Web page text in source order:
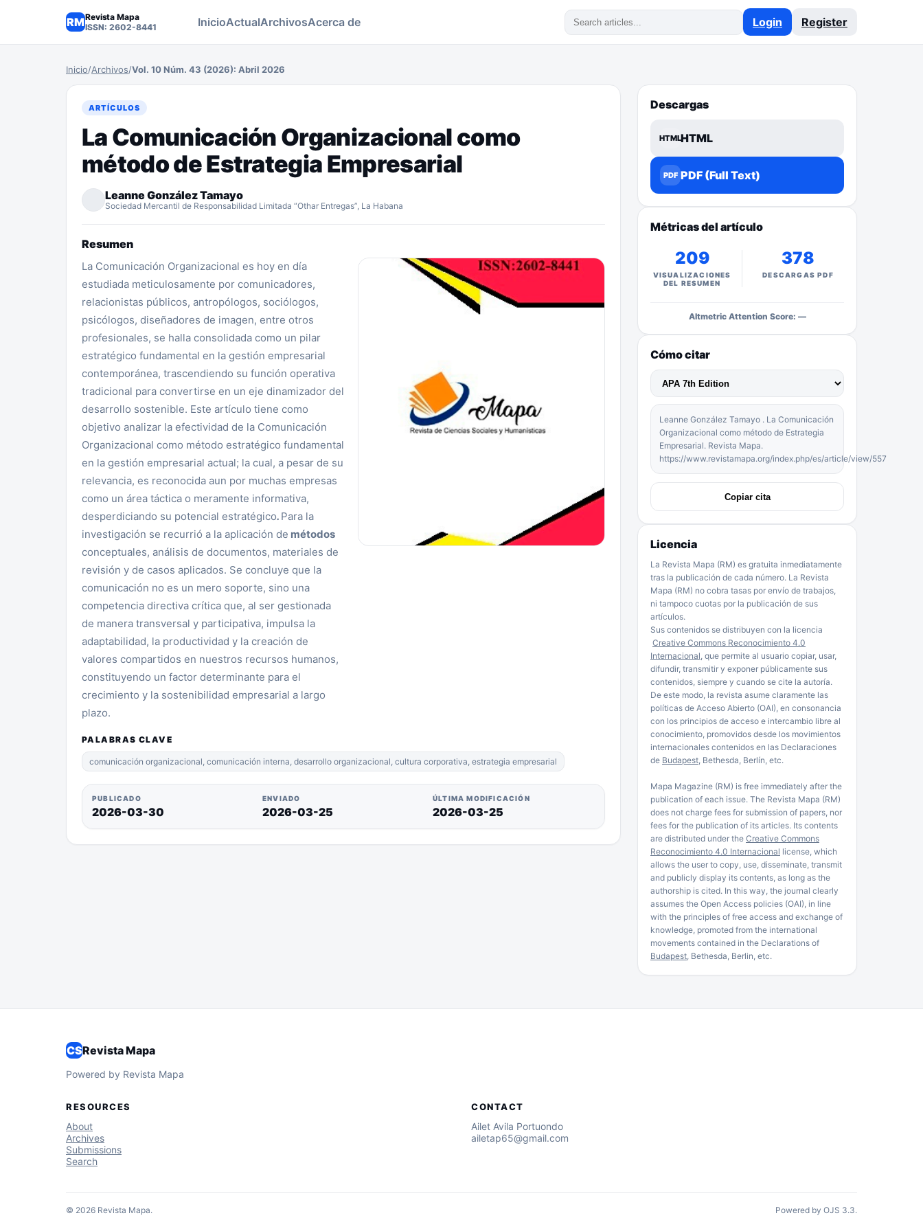
RMRevista Mapa
ISSN: 2602-8441
InicioActualArchivosAcerca de Login Register
Inicio/Archivos/Vol. 10 Núm. 43 (2026): Abril 2026
ARTÍCULOS
La Comunicación Organizacional como
método de Estrategia Empresarial
Leanne González Tamayo
Sociedad Mercantil de Responsabilidad Limitada “Othar Entregas”, La Habana
Resumen
La Comunicación Organizacional es hoy en día
estudiada meticulosamente por comunicadores,
relacionistas públicos, antropólogos, sociólogos,
psicólogos, diseñadores de imagen, entre otros
profesionales, se halla consolidada como un pilar
estratégico fundamental en la gestión empresarial
contemporánea, trascendiendo su función operativa
tradicional para convertirse en un eje dinamizador del
desarrollo sostenible. Este artículo tiene como
objetivo analizar la efectividad de la Comunicación
Organizacional como método estratégico fundamental
en la gestión empresarial actual; la cual, a pesar de su
relevancia, es reconocida aun por muchas empresas
como un área táctica o meramente informativa,
desperdiciando su potencial estratégico. Para la
investigación se recurrió a la aplicación de métodos
conceptuales, análisis de documentos, materiales de
revisión y de casos aplicados. Se concluye que la
comunicación no es un mero soporte, sino una
competencia directiva crítica que, al ser gestionada
de manera transversal y participativa, impulsa la
adaptabilidad, la productividad y la creación de
valores compartidos en nuestros recursos humanos,
constituyendo un factor determinante para el
crecimiento y la sostenibilidad empresarial a largo
plazo.
PALABRAS CLAVE
comunicación organizacional, comunicación interna, desarrollo organizacional, cultura corporativa, estrategia empresarial
PUBLICADO
2026-03-30
ENVIADO
2026-03-25
ÚLTIMA MODIFICACIÓN
2026-03-25
Descargas
HTMLHTML
PDF PDF (Full Text)
Métricas del artículo
209
VISUALIZACIONES
DEL RESUMEN
378
DESCARGAS PDF
Altmetric Attention Score: —
Cómo citar
Leanne González Tamayo . La Comunicación
Organizacional como método de Estrategia
Empresarial. Revista Mapa.
https://www.revistamapa.org/index.php/es/article/view/557
Copiar cita
Licencia
La Revista Mapa (RM) es gratuita inmediatamente
tras la publicación de cada número. La Revista
Mapa (RM) no cobra tasas por envío de trabajos,
ni tampoco cuotas por la publicación de sus
artículos.
Sus contenidos se distribuyen con la licencia
Creative Commons Reconocimiento 4.0
Internacional, que permite al usuario copiar, usar,
difundir, transmitir y exponer públicamente sus
contenidos, siempre y cuando se cite la autoría.
De este modo, la revista asume claramente las
políticas de Acceso Abierto (OAI), en consonancia
con los principios de acceso e intercambio libre al
conocimiento, promovidos desde los movimientos
internacionales contenidos en las Declaraciones
de Budapest, Bethesda, Berlín, etc.
Mapa Magazine (RM) is free immediately after the
publication of each issue. The Revista Mapa (RM)
does not charge fees for submission of papers, nor
fees for the publication of its articles. Its contents
are distributed under the Creative Commons
Reconocimiento 4.0 Internacional license, which
allows the user to copy, use, disseminate, transmit
and publicly display its contents, as long as the
authorship is cited. In this way, the journal clearly
assumes the Open Access policies (OAI), in line
with the principles of free access and exchange of
knowledge, promoted from the international
movements contained in the Declarations of
Budapest, Bethesda, Berlin, etc.
CSRevista Mapa
Powered by Revista Mapa
RESOURCES
About
Archives
Submissions
Search
CONTACT
Ailet Avila Portuondo
ailetap65@gmail.com
© 2026 Revista Mapa. Powered by OJS 3.3.